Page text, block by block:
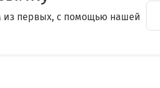
из первых, с помощью нашей